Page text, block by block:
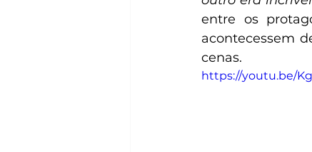
entre os
acontecessem
cenas.
https://youtu.be/